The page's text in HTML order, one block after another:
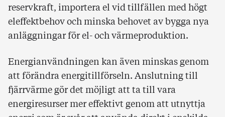
reservkraft, importera el vid tillfällen med högt
eleffektbehov och minska behovet av bygga nya
anläggningar för el- och värmeproduktion.
Energianvändningen kan även minskas genom
att förändra energitillförseln. Anslutning till
fjärrvärme gör det möjligt att ta till vara
energiresurser mer effektivt genom att utnyttja